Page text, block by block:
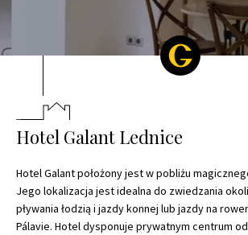
Hotel Galant Lednice
Hotel Galant położony jest w pobliżu
Jego lokalizacja jest idealna do zwiedzania
pływania łodzią i jazdy konnej lub jazdy na
Pálavie. Hotel dysponuje prywatnym centrum